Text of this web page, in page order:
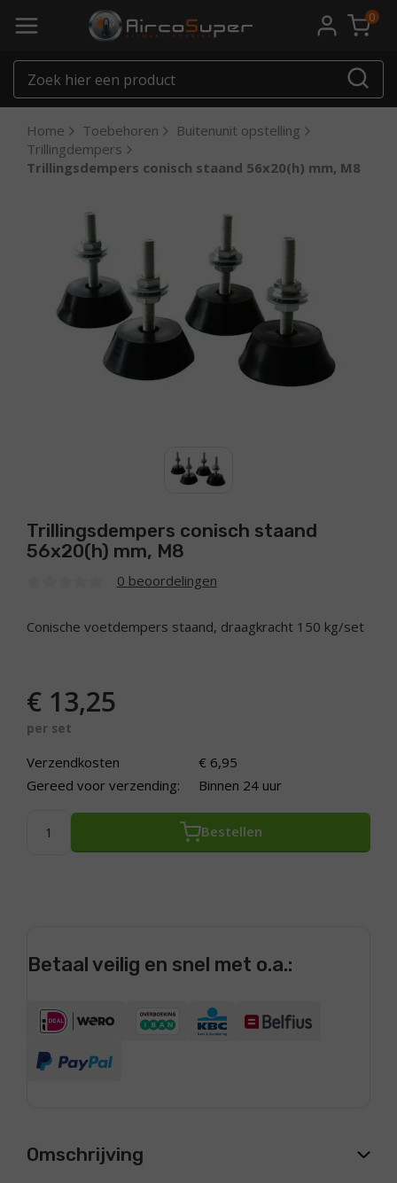
0
Home Toebehoren
Buitenunit opstelling
Trillingdempers
Trillingsdempers conisch staand 56x20(h) mm, M8
Trillingsdempers conisch staand
56x20(h) mm, M8
0 beoordelingen
Conische voetdempers staand, draagkracht 150 kg/set
€ 13,25
per set
Verzendkosten
€ 6,95
Gereed voor verzending:
Binnen 24 uur
Bestellen
Betaal veilig en snel met o.a.:
Omschrijving